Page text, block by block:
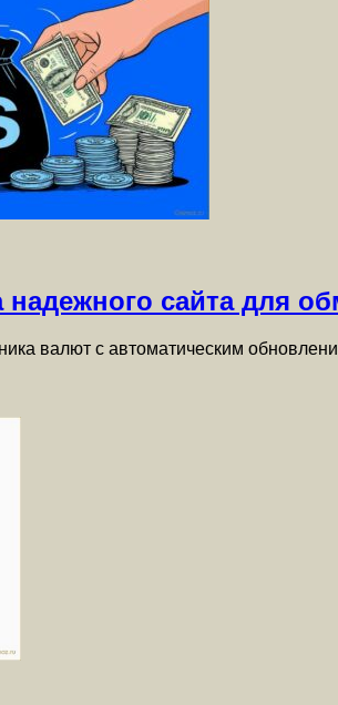
сайта для
валют с автоматическим